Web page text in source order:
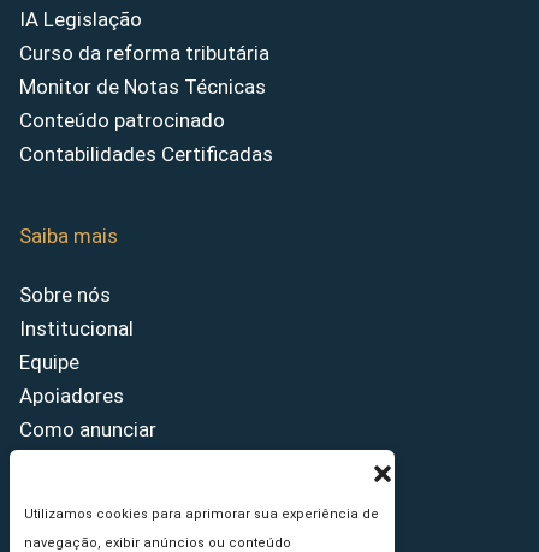
Utilizamos cookies para aprimorar sua experiência de
navegação, exibir anúncios ou conteúdo
IA Legislação
Curso da reforma tributária
Monitor de Notas Técnicas
Conteúdo patrocinado
Contabilidades Certificadas
Saiba mais
Sobre nós
Institucional
Equipe
Apoiadores
Como anunciar